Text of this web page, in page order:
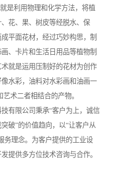
就是利用物理和化学方法，将植
花、果、树皮等经脱水、保
平面花材，经过巧妙构思，制
、卡片和生活日用品等植物制
就是运用压制好的花材为创作
水彩，油料对水彩画和油画一
术二者相结合的产物。
有限公司秉承“客户为上，诚信
破”的价值趋向，以“让客户从
务理念。为客户提供的工业设
提供多方位技术咨询与合作。